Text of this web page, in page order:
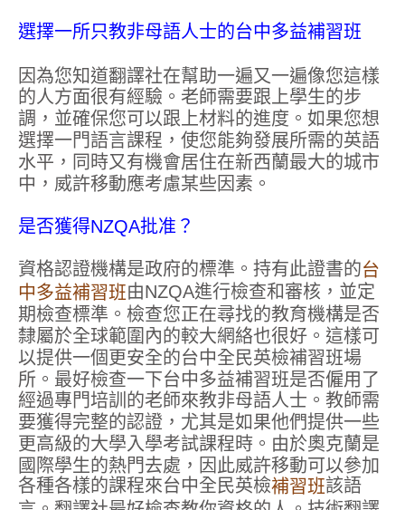
選擇一所只教非母語人士的台中多益補習班
因為您知道翻譯社在幫助一遍又一遍像您這樣
的人方面很有經驗。老師需要跟上學生的步
調，並確保您可以跟上材料的進度。如果您想
選擇一門語言課程，使您能夠發展所需的英語
水平，同時又有機會居住在新西蘭最大的城市
中，威許移動應考慮某些因素。
是否獲得NZQA批准？
資格認證機構是政府的標準。持有此證書的台
中多益補習班由NZQA進行檢查和審核，並定
期檢查標準。檢查您正在尋找的教育機構是否
隸屬於全球範圍內的較大網絡也很好。這樣可
以提供一個更安全的台中全民英檢補習班場
所。最好檢查一下台中多益補習班是否僱用了
經過專門培訓的老師來教非母語人士。教師需
要獲得完整的認證，尤其是如果他們提供一些
更高級的大學入學考試課程時。由於奧克蘭是
國際學生的熱門去處，因此威許移動可以參加
各種各樣的課程來台中全民英檢補習班該語